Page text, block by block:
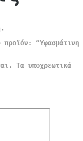
“Υφασμάτινη
Τα υποχρεωτικά